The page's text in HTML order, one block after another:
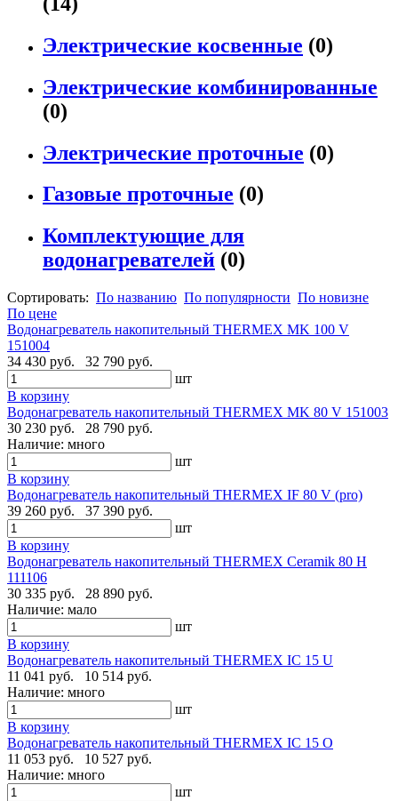
Электрические косвенные (0)
Электрические комбинированные
(0)
Электрические проточные (0)
Газовые проточные (0)
Комплектующие для
водонагревателей (0)
Сортировать: По названию По популярности По новизне
По цене
Водонагреватель накопительный THERMEX MK 100 V
151004
34 430 руб.
32 790 руб.
шт
В корзину
Водонагреватель накопительный THERMEX MK 80 V 151003
30 230 руб.
28 790 руб.
Наличие: много
шт
В корзину
Водонагреватель накопительный THERMEX IF 80 V (pro)
39 260 руб.
37 390 руб.
шт
В корзину
Водонагреватель накопительный THERMEX Ceramik 80 H
111106
30 335 руб.
28 890 руб.
Наличие: мало
шт
В корзину
Водонагреватель накопительный THERMEX IC 15 U
11 041 руб.
10 514 руб.
Наличие: много
шт
В корзину
Водонагреватель накопительный THERMEX IC 15 O
11 053 руб.
10 527 руб.
Наличие: много
шт